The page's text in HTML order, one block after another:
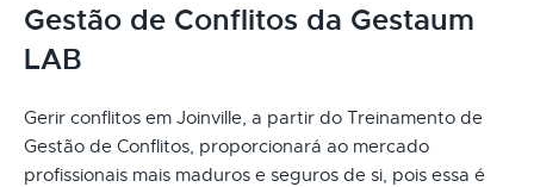
Gestão de Conflitos da Gestaum
LAB
Gerir conflitos em Joinville, a partir do Treinamento de
Gestão de Conflitos, proporcionará ao mercado
profissionais mais maduros e seguros de si, pois essa é